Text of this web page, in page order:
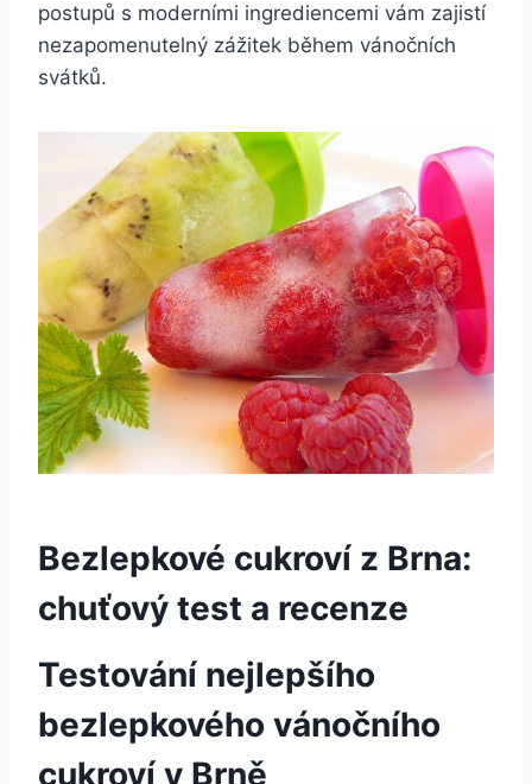
postupů s moderními ingrediencemi vám zajistí
nezapomenutelný zážitek během vánočních
svátků.
Bezlepkové cukroví z Brna:
chuťový test a recenze
Testování nejlepšího
bezlepkového vánočního
cukroví v Brně